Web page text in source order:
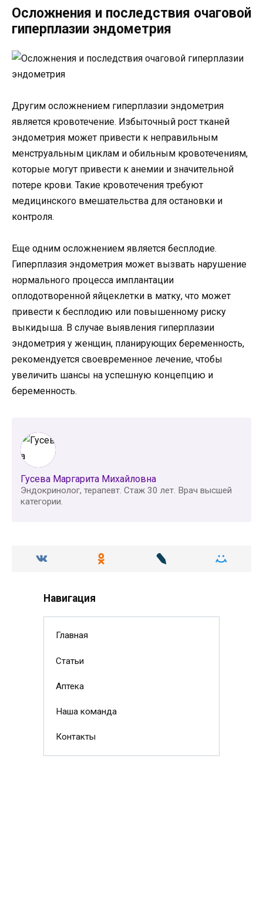
Осложнения и последствия очаговой
гиперплазии эндометрия
Другим осложнением гиперплазии эндометрия
является кровотечение. Избыточный рост тканей
эндометрия может привести к неправильным
менструальным циклам и обильным кровотечениям,
которые могут привести к анемии и значительной
потере крови. Такие кровотечения требуют
медицинского вмешательства для остановки и
контроля.
Еще одним осложнением является бесплодие.
Гиперплазия эндометрия может вызвать нарушение
нормального процесса имплантации
оплодотворенной яйцеклетки в матку, что может
привести к бесплодию или повышенному риску
выкидыша. В случае выявления гиперплазии
эндометрия у женщин, планирующих беременность,
рекомендуется своевременное лечение, чтобы
увеличить шансы на успешную концепцию и
беременность.
Гусева Маргарита Михайловна
Эндокринолог, терапевт. Стаж 30 лет. Врач высшей
категории.
Навигация
Главная
Статьи
Аптека
Наша команда
Контакты